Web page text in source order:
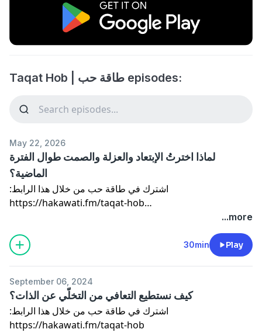
Taqat Hob | طاقة حب episodes:
May 22, 2026
لماذا اخترتُ الإبتعاد والعزلة والصمت طوال الفترة
الماضية؟
اشترك في طاقة حب من خلال هذا الرابط:
في هذه الحلقة من طاقة حب أعود لأشكركم على وفائكم، على
طاقة حب.
كما وأعود لأتحدث عن سبب ابتعادي وعزلتي وصمتي طوال
الفترة الماضية.
على بركة الله، ننطلق معاً بحلقات وبمواضيع جديدة آملين أن
...more
30min Play
September 06, 2024
كيف نستطيع التعافي من التخلّي عن الذات؟
اشترك في طاقة حب من خلال هذا الرابط: